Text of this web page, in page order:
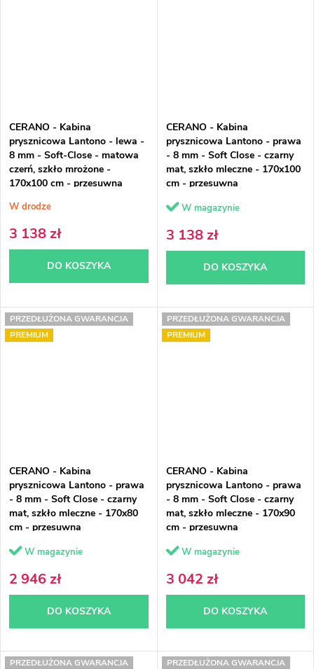
CERANO - Kabina
prysznicowa Lantono - lewa -
8 mm - Soft-Close - matowa
czerń, szkło mrożone -
170x100 cm - przesuwna
W drodze
3 138 zł
DO KOSZYKA
CERANO - Kabina
prysznicowa Lantono - prawa
- 8 mm - Soft Close - czarny
mat, szkło mleczne - 170x100
cm - przesuwna
W magazynie
3 138 zł
DO KOSZYKA
PRZEDŁUŻONA GWARANCJA
PREMIUM
CERANO - Kabina
prysznicowa Lantono - prawa
- 8 mm - Soft Close - czarny
mat, szkło mleczne - 170x80
cm - przesuwna
W magazynie
2 946 zł
DO KOSZYKA
PRZEDŁUŻONA GWARANCJA
PREMIUM
CERANO - Kabina
prysznicowa Lantono - prawa
- 8 mm - Soft Close - czarny
mat, szkło mleczne - 170x90
cm - przesuwna
W magazynie
3 042 zł
DO KOSZYKA
PRZEDŁUŻONA GWARANCJA
PRZEDŁUŻONA GWARANCJA